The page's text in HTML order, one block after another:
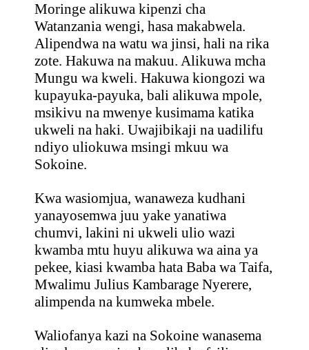
Moringe alikuwa kipenzi cha
Watanzania wengi, hasa makabwela.
Alipendwa na watu wa jinsi, hali na rika
zote. Hakuwa na makuu. Alikuwa mcha
Mungu wa kweli. Hakuwa kiongozi wa
kupayuka-payuka, bali alikuwa mpole,
msikivu na mwenye kusimama katika
ukweli na haki. Uwajibikaji na uadilifu
ndiyo uliokuwa msingi mkuu wa
Sokoine.
Kwa wasiomjua, wanaweza kudhani
yanayosemwa juu yake yanatiwa
chumvi, lakini ni ukweli ulio wazi
kwamba mtu huyu alikuwa wa aina ya
pekee, kiasi kwamba hata Baba wa Taifa,
Mwalimu Julius Kambarage Nyerere,
alimpenda na kumweka mbele.
Waliofanya kazi na Sokoine wanasema